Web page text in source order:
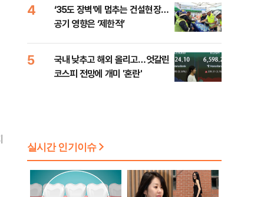
4
‘35도 장벽’에 멈추는 건설현장…
공기 영향은 ‘제한적’
5
국내 낮추고 해외 올리고…엇갈린
코스피 전망에 개미 '혼란'